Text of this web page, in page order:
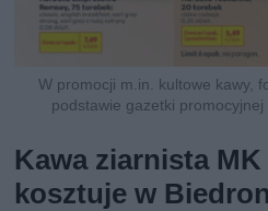
W promocji m.in. kultowe kawy,
podstawie gazetki
Kawa ziarnista
kosztuje w